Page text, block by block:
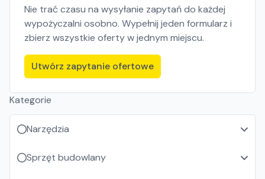
Nie trać czasu na wysyłanie zapytań do każdej
wypożyczalni osobno. Wypełnij jeden formularz i
zbierz wszystkie oferty w jednym miejscu.
Utwórz zapytanie ofertowe
Kategorie
Narzędzia
Sprzęt budowlany